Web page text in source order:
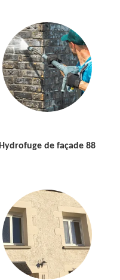
Hydrofuge de façade 88